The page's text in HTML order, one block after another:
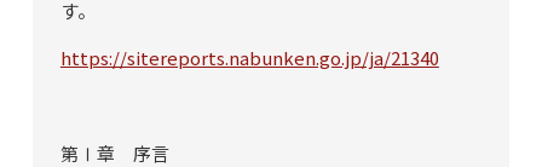
す。
https://sitereports.nabunken.go.jp/ja/21340
第Ⅰ章 序言